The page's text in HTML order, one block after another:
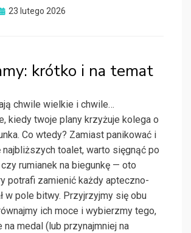
23 lutego 2026
krótko i na temat
chwile wielkie i chwile…
kiedy twoje plany krzyżuje kolega o
Co wtedy? Zamiast panikować i
toalet, warto sięgnąć po
czy rumianek na biegunkę — oto
potrafi zamienić każdy apteczno-
w pole bitwy. Przyjrzyjmy się obu
ich moce i wybierzmy tego,
na medal (lub przynajmniej na